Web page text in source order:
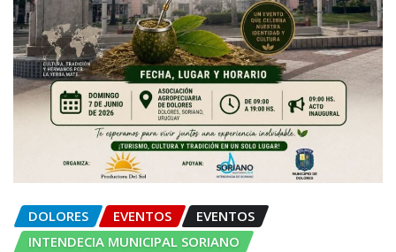
DOLORES EVENTOS
EVENTOS
INTENDECIA MUNICIPAL SORIANO